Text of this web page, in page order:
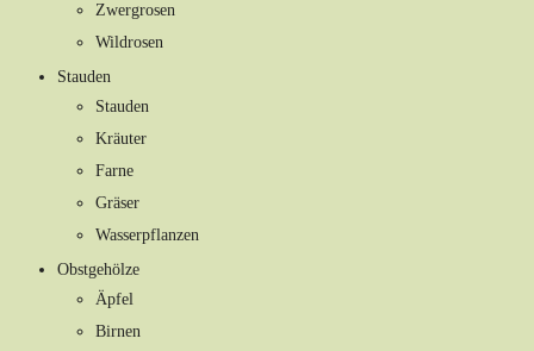
Zwergrosen
Wildrosen
Stauden
Stauden
Kräuter
Farne
Gräser
Wasserpflanzen
Obstgehölze
Äpfel
Birnen